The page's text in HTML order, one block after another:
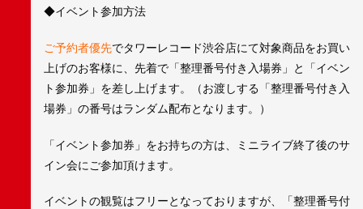
◆イベント参加方法
ご予約者優先でタワーレコード渋谷店にて対象商品をお買い
上げのお客様に、先着で「整理番号付き入場券」と「イベン
ト参加券」を差し上げます。（お渡しする「整理番号付き入
場券」の番号はランダム配布となります。）
「イベント参加券」をお持ちの方は、ミニライブ終了後のサ
イン会にご参加頂けます。
イベントの観覧はフリーとなっておりますが、「整理番号付